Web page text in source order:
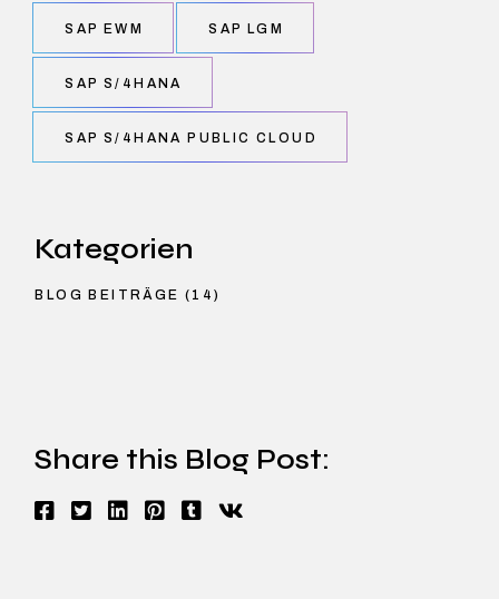
SAP EWM SAP LGM
SAP S/4HANA
SAP S/4HANA PUBLIC CLOUD
Kategorien
BLOG BEITRÄGE (14)
Share this Blog Post: